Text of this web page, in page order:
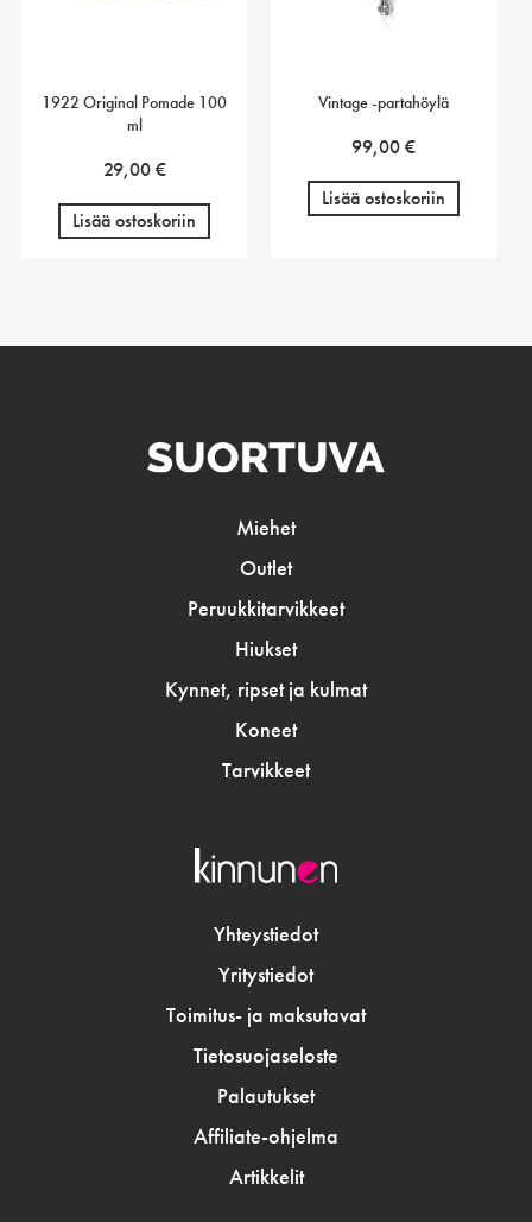
1922 Original Pomade 100
ml
29,00€
Lisää ostoskoriin
Vintage -partahöylä
99,00€
Lisää ostoskoriin
Miehet
Outlet
Peruukkitarvikkeet
Hiukset
Kynnet, ripset ja kulmat
Koneet
Tarvikkeet
Yhteystiedot
Yritystiedot
Toimitus- ja maksutavat
Tietosuojaseloste
Palautukset
Affiliate-ohjelma
Artikkelit